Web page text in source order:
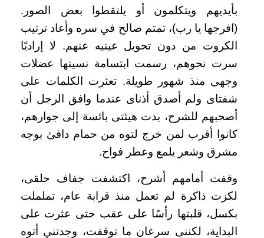
بأيديهم ويتكلمون أو يلتقطوا بعض الصور.
(افرجها يا رب)، تمتم صالح في سره وأعاد ترتيب
الكروت من دون تحويل عينيه عنهم. لا إراديًا
سرت نحوهم، رسمت ابتسامة نسيتها عضلات
وجهى منذ شهور طويلة. تعثرت الكلمات على
شفتاى ولم أصدق أذناى عندما وافق الرجل أن
أصحبهم للشرح، بدت هيئتى بائسة إلى جوارهم،
كانوا أقرب لمن خرج لتوه من حمام دافئ بوجه
مشرق وشعر يلمع وعطر فواح.
وقفت أمامهم أشرح، اكتشفت جفاف حلقى،
لكزت ذاكرة لم تعمل منذ قرابة عام، تململت
بكسل، قلبتها رأسًا على عقب حتى عثرت على
البداية، لكننى سرعان ما توقفت، وجدتني أتوه